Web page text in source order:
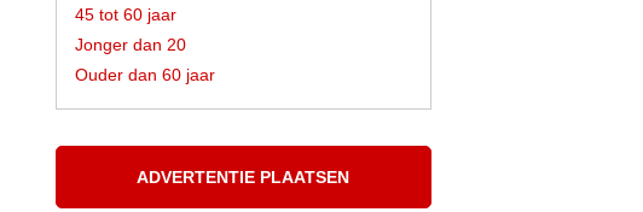
45 tot 60 jaar
Jonger dan 20
Ouder dan 60 jaar
ADVERTENTIE PLAATSEN